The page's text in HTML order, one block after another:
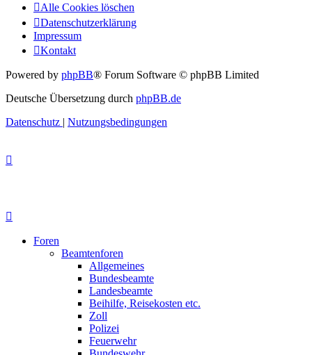
Alle Cookies löschen
Datenschutzerklärung
Impressum
Kontakt
Powered by phpBB® Forum Software © phpBB Limited
Deutsche Übersetzung durch phpBB.de
Datenschutz | Nutzungsbedingungen
Foren
Beamtenforen
Allgemeines
Bundesbeamte
Landesbeamte
Beihilfe, Reisekosten etc.
Zoll
Polizei
Feuerwehr